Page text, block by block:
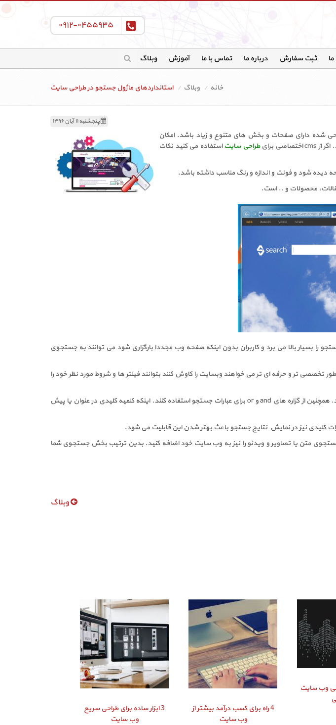
۰۹۱۲-۰۴۵۵۹۳۵
ثبت سفارش درباره ما تماس با ما آموزش وبلاگ
خانه وبلاگ استانداردهای ماژول جستجو در طراحی سایت
پنجشنبه ۱۱ آبان ۱۳۹۶
شده دارای صفحات و بخش های متنوع و زیاد باشد. امکان
از cmsاختصاصی برایطراحی سایتاستفاده می کنید نکات
شود و فونت و اندازه و رنگ مناسب داشته باشد.
محصولات و .. است.
را بسیار بالا می برد و کاربران بدون اینکه صفحه وب مجددا بارگزاری شود می توانند به جستجوی
تر و حرفه ای تر می خواهند وبسایت را کاوش کنند بتوانند فیلتر ها و شروط مورد نظر خود را
در جستجوی پیشرفته می توانید از فیلترهای زمان استفاده کنید. مثلا کاربر بین 2 تاریخ را جستجو کند. همچنین از گزاره های and و or برای عبارات جستجو استفاده کنند. اینکه کلمیه کلیدی در عنوان یا پیش
کلیدی نیز در نمایش نتایج جستجو باعث بهتر شدن این قابلیت می شود.
جستجوی متن یا تصاویر و ویدئو را نیز به وب سایت خود اضافه کنید. بدین ترتیب بخش جستجوی شما
وبلاگ
وب سایت
4 راه برای کسب درآمد بیشتر از
وب سایت
3 ابزار ساده برای طراحی سریع
وب سایت